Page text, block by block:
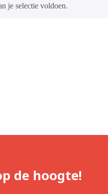
je selectie voldoen.
de hoogte!